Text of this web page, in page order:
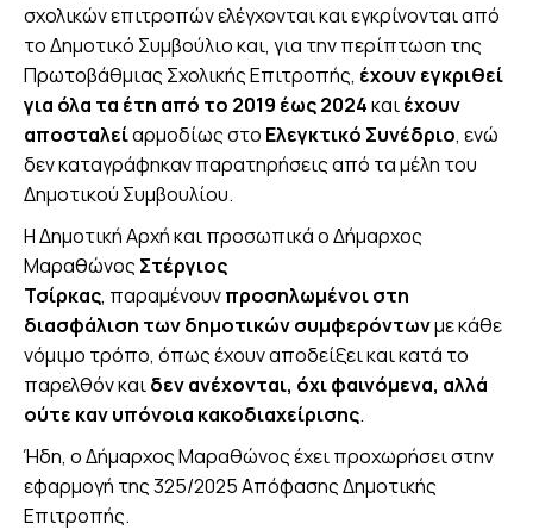
σχολικών επιτροπών ελέγχονται και εγκρίνονται από
το Δημοτικό Συμβούλιο και, για την περίπτωση της
Πρωτοβάθμιας Σχολικής Επιτροπής, έχουν εγκριθεί
για όλα τα έτη από το 2019 έως 2024καιέχουν
αποσταλείαρμοδίως στο Ελεγκτικό Συνέδριο, ενώ
δεν καταγράφηκαν παρατηρήσεις από τα μέλη του
Δημοτικού Συμβουλίου.
Η Δημοτική Αρχή και προσωπικά ο Δήμαρχος
Μαραθώνος Στέργιος
Τσίρκας, παραμένουνπροσηλωμένοι στη
διασφάλιση των δημοτικών συμφερόντωνμε κάθε
νόμιμο τρόπο, όπως έχουν αποδείξει και κατά το
παρελθόν καιδεν ανέχονται, όχι φαινόμενα, αλλά
ούτε καν υπόνοια κακοδιαχείρισης.
Ήδη, ο Δήμαρχος Μαραθώνος έχει προχωρήσει στην
εφαρμογή της 325/2025 Απόφασης Δημοτικής
Επιτροπής.